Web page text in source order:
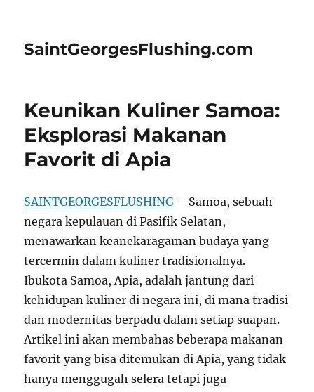
SaintGeorgesFlushing.com
Keunikan Kuliner Samoa:
Eksplorasi Makanan
Favorit di Apia
SAINTGEORGESFLUSHING – Samoa, sebuah
negara kepulauan di Pasifik Selatan,
menawarkan keanekaragaman budaya yang
tercermin dalam kuliner tradisionalnya.
Ibukota Samoa, Apia, adalah jantung dari
kehidupan kuliner di negara ini, di mana tradisi
dan modernitas berpadu dalam setiap suapan.
Artikel ini akan membahas beberapa makanan
favorit yang bisa ditemukan di Apia, yang tidak
hanya menggugah selera tetapi juga